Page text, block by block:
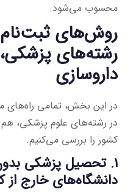
محسوب می‌شود.
روش‌های ثبت‌نام
رشته‌های
داروسازی
در این بخش، تمامی راه‌های
در رشته‌های علوم پزشکی، هم
کشور را بررسی می‌کنیم.
۱. تحصیل پزشکی
دانشگاه‌های خارج از